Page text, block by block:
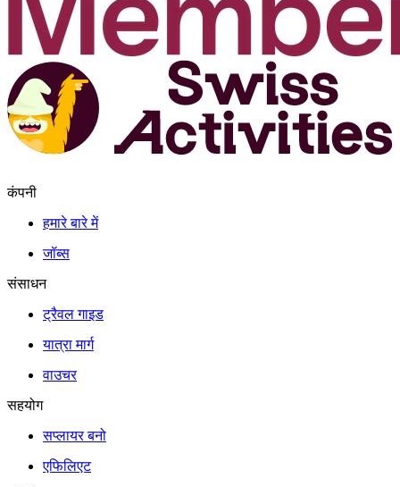
कंपनी
हमारे बारे में
जॉब्स
संसाधन
ट्रैवल गाइड
यात्रा मार्ग
वाउचर
सहयोग
सप्लायर बनो
एफिलिएट